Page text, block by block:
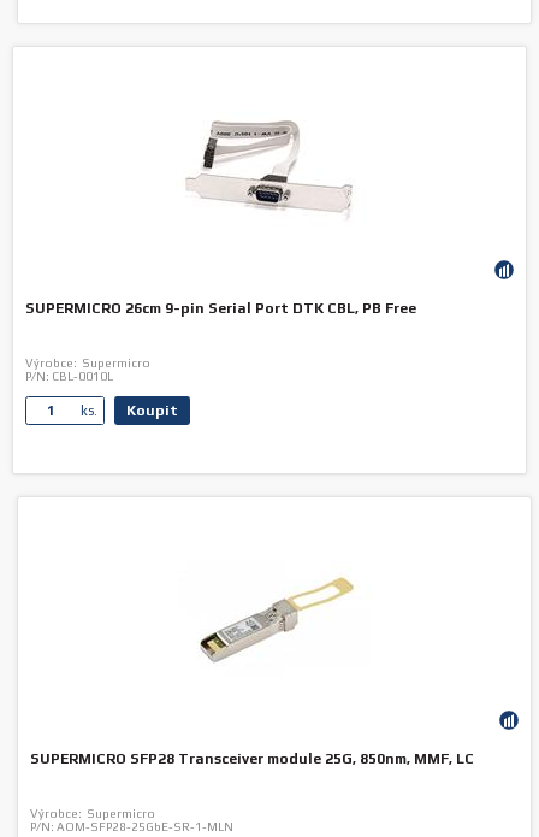
SUPERMICRO 26cm 9-pin Serial Port DTK CBL, PB Free
Výrobce: Supermicro
P/N: CBL-0010L
ks. Koupit
SUPERMICRO SFP28 Transceiver module 25G, 850nm, MMF, LC
Výrobce: Supermicro
P/N: AOM-SFP28-25GbE-SR-1-MLN